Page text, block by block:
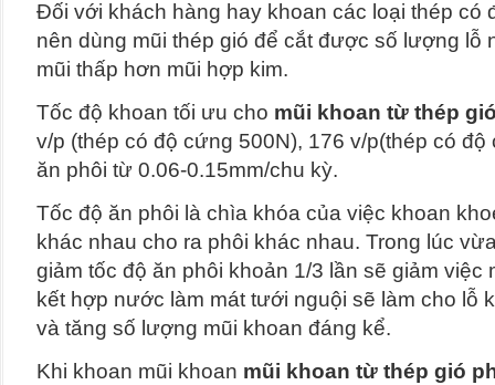
Đối với khách hàng hay khoan các loại thép có
nên dùng mũi thép gió để cắt được số lượng lỗ
mũi thấp hơn mũi hợp kim.
Tốc độ khoan tối ưu cho mũi khoan từ thép
v/p (thép có độ cứng 500N), 176 v/p(thép có
ăn phôi từ 0.06-0.15mm/chu kỳ.
Tốc độ ăn phôi là chìa khóa của việc khoan
khác nhau cho ra phôi khác nhau. Trong lúc
giảm tốc độ ăn phôi khoản 1/3 lần sẽ giảm việc
kết hợp nước làm mát tưới nguội sẽ làm cho lỗ
và tăng số lượng mũi khoan đáng kể.
Khi khoan mũi khoan mũi khoan từ thép gió